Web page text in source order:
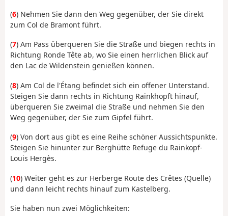
(6) Nehmen Sie dann den Weg gegenüber, der Sie direkt
zum Col de Bramont führt.
(7) Am Pass überqueren Sie die Straße und biegen rechts in
Richtung Ronde Tête ab, wo Sie einen herrlichen Blick auf
den Lac de Wildenstein genießen können.
(8) Am Col de l'Étang befindet sich ein offener Unterstand.
Steigen Sie dann rechts in Richtung Rainkhopft hinauf,
überqueren Sie zweimal die Straße und nehmen Sie den
Weg gegenüber, der Sie zum Gipfel führt.
(9) Von dort aus gibt es eine Reihe schöner Aussichtspunkte.
Steigen Sie hinunter zur Berghütte Refuge du Rainkopf-
Louis Hergès.
(10) Weiter geht es zur Herberge Route des Crêtes (Quelle)
und dann leicht rechts hinauf zum Kastelberg.
Sie haben nun zwei Möglichkeiten: